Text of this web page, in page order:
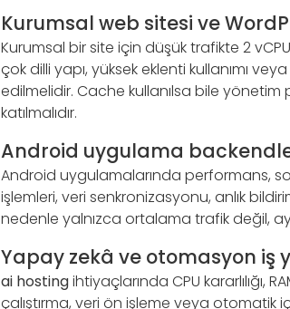
Kurumsal web sitesi ve
Kurumsal bir site için düşük trafikte 2
çok dilli yapı, yüksek eklenti kullanımı
edilmelidir. Cache kullanılsa bile
katılmalıdır.
Android uygulama
Android uygulamalarında performans,
işlemleri, veri senkronizasyonu, anlık
nedenle yalnızca ortalama trafik değil,
Yapay zekâ ve otomasyon iş
ai hostingihtiyaçlarında CPU kararlılığı,
çalıştırma, veri ön işleme veya otomatik